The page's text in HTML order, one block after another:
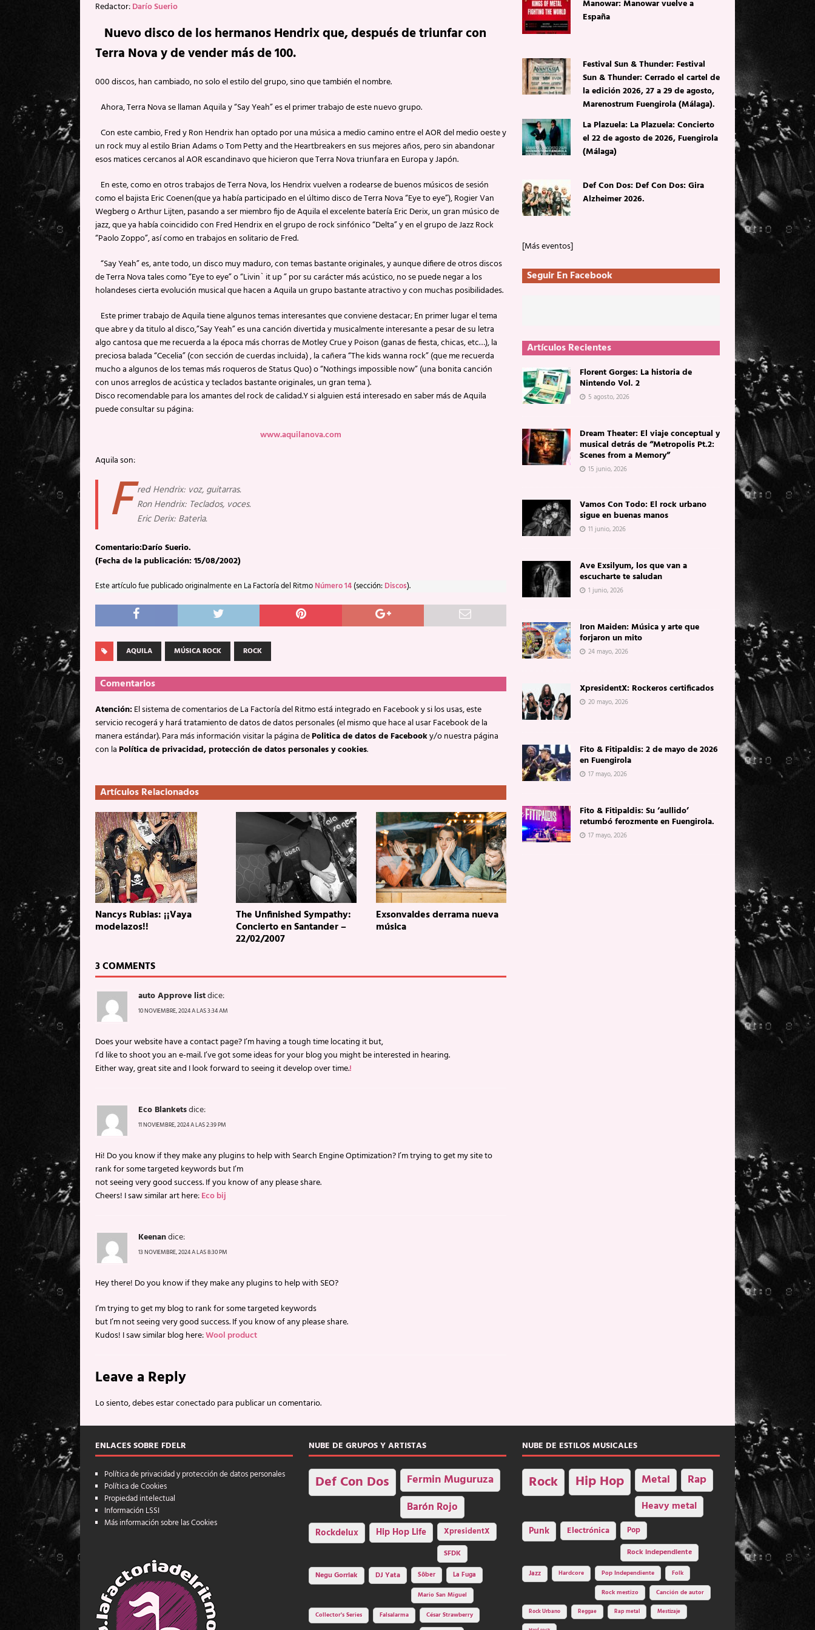
Redactor:Darío Suerio
Nuevo disco de los hermanos Hendrix que, después de triunfar con
Terra Nova y de vender más de 100.
000 discos, han cambiado, no solo el estilo del grupo, sino que también el nombre.
Ahora, Terra Nova se llaman Aquila y “Say Yeah” es el primer trabajo de este nuevo grupo.
Con este cambio, Fred y Ron Hendrix han optado por una música a medio camino entre el AOR del medio oeste y
un rock muy al estilo Brian Adams o Tom Petty and the Heartbreakers en sus mejores años, pero sin abandonar
esos matices cercanos al AOR escandinavo que hicieron que Terra Nova triunfara en Europa y Japón.
En este, como en otros trabajos de Terra Nova, los Hendrix vuelven a rodearse de buenos músicos de sesión
como el bajista Eric Coenen(que ya había participado en el último disco de Terra Nova “Eye to eye”), Rogier Van
Wegberg o Arthur Lijten, pasando a ser miembro fijo de Aquila el excelente batería Eric Derix, un gran músico de
jazz, que ya había coincidido con Fred Hendrix en el grupo de rock sinfónico “Delta” y en el grupo de Jazz Rock
“Paolo Zoppo”, así como en trabajos en solitario de Fred.
“Say Yeah” es, ante todo, un disco muy maduro, con temas bastante originales, y aunque difiere de otros discos
de Terra Nova tales como “Eye to eye” o “Livin` it up ” por su carácter más acústico, no se puede negar a los
holandeses cierta evolución musical que hacen a Aquila un grupo bastante atractivo y con muchas posibilidades.
Este primer trabajo de Aquila tiene algunos temas interesantes que conviene destacar; En primer lugar el tema
que abre y da titulo al disco,”Say Yeah” es una canción divertida y musicalmente interesante a pesar de su letra
algo cantosa que me recuerda a la época más chorras de Motley Crue y Poison (ganas de fiesta, chicas, etc…), la
preciosa balada “Cecelia” (con sección de cuerdas incluida) , la cañera “The kids wanna rock” (que me recuerda
mucho a algunos de los temas más roqueros de Status Quo) o “Nothings impossible now” (una bonita canción
con unos arreglos de acústica y teclados bastante originales, un gran tema ).
Disco recomendable para los amantes del rock de calidad.Y si alguien está interesado en saber más de Aquila
puede consultar su página:
www.aquilanova.com
Aquila son:
F red Hendrix: voz, guitarras.
Ron Hendrix: Teclados, voces.
Eric Derix: Baterìa.
Comentario:Darío Suerio.
(Fecha de la publicación: 15/08/2002)
Este artículo fue publicado originalmente en La Factoría del Ritmo Número 14 (sección: Discos).
AQUILA MÚSICA ROCK ROCK
Comentarios
Atención:El sistema de comentarios de La Factoría del Ritmo está integrado en Facebook y si los usas, este
servicio recogerá y hará tratamiento de datos de datos personales (el mismo que hace al usar Facebook de la
manera estándar). Para más información visitar la página dePolitica de datos de Facebooky/o nuestra página
con laPolítica de privacidad, protección de datos personales y cookies.
Artículos Relacionados
Nancys Rubias: ¡¡Vaya
modelazos!!
The Unfinished Sympathy:
Concierto en Santander –
22/02/2007
Exsonvaldes derrama nueva
música
3 COMMENTS
auto Approve listdice:
10 NOVIEMBRE, 2024 A LAS 3:34 AM
Does your website have a contact page? I’m having a tough time locating it but,
I’d like to shoot you an e-mail. I’ve got some ideas for your blog you might be interested in hearing.
Either way, great site and I look forward to seeing it develop over time.!
Eco Blanketsdice:
11 NOVIEMBRE, 2024 A LAS 2:39 PM
Hi! Do you know if they make any plugins to help with Search Engine Optimization? I’m trying to get my site to
rank for some targeted keywords but I’m
not seeing very good success. If you know of any please share.
Cheers! I saw similar art here:Eco bij
Keenandice:
13 NOVIEMBRE, 2024 A LAS 8:30 PM
Hey there! Do you know if they make any plugins to help with SEO?
I’m trying to get my blog to rank for some targeted keywords
but I’m not seeing very good success. If you know of any please share.
Kudos! I saw similar blog here:Wool product
Leave a Reply
Lo siento, debes estarconectadopara publicar un comentario.
Manowar: Manowar vuelve a
España
Festival Sun & Thunder: Festival
Sun & Thunder: Cerrado el cartel de
la edición 2026, 27 a 29 de agosto,
Marenostrum Fuengirola (Málaga).
La Plazuela: La Plazuela: Concierto
el 22 de agosto de 2026, Fuengirola
(Málaga)
Def Con Dos: Def Con Dos: Gira
Alzheimer 2026.
[Más eventos]
Seguir En Facebook
Artículos Recientes
Florent Gorges: La historia de
Nintendo Vol. 2
5 agosto, 2026
Dream Theater: El viaje conceptual y
musical detrás de “Metropolis Pt.2:
Scenes from a Memory”
15 junio, 2026
Vamos Con Todo: El rock urbano
sigue en buenas manos
11 junio, 2026
Ave Exsilyum, los que van a
escucharte te saludan
1 junio, 2026
Iron Maiden: Música y arte que
forjaron un mito
24 mayo, 2026
XpresidentX: Rockeros certificados
20 mayo, 2026
Fito & Fitipaldis: 2 de mayo de 2026
en Fuengirola
17 mayo, 2026
Fito & Fitipaldis: Su ‘aullido’
retumbó ferozmente en Fuengirola.
17 mayo, 2026
ENLACES SOBRE FDELR
Política de privacidad y protección de datos personales
Política de Cookies
Propiedad intelectual
Información LSSI
Más información sobre las Cookies
NUBE DE GRUPOS Y ARTISTAS
Def Con Dos Fermin Muguruza
Barón Rojo
Rockdelux Hip Hop Life
XpresidentX
SFDK
Negu Gorriak
DJ Yata Sôber
La Fuga
Mario San Miguel
Collector's Series
Falsalarma César Strawberry
NUBE DE ESTILOS MUSICALES
Rock Hip Hop Metal Rap
Heavy metal
Punk Electrónica
Pop
Rock independiente
Jazz Hardcore Pop Independiente Folk
Rock mestizo Canción de autor
Rock Urbano Reggae Rap metal Mestizaje